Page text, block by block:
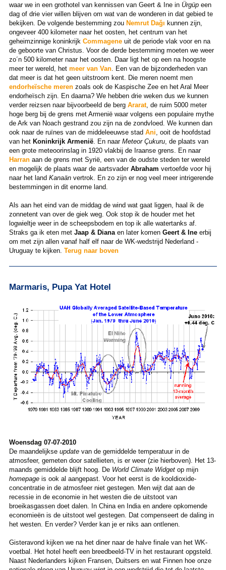
waar we in een grothotel van kennissen van Geert & Ine in Ürgüpeen
dag of drie vier willen blijven om wat van de wonderen in dat gebied te
bekijken. De volgende bestemming zou Nemrut Dağı kunnen zijn,
ongeveer 400 kilometer naar het oosten, het centrum van het
geheimzinnige koninkrijk Commageneuit de periode vlak voor en na
de geboorte van Christus. Voor de derde bestemming moeten we weer
zo´n 500 kilometer naar het oosten. Daar ligt het op een na hoogste
meer ter wereld, het meer van Van. Een van de bijzonderheden van
dat meer is dat het geen uitstroom kent. Die meren noemt men
endorheïsche merenzoals ook de Kaspische Zee en het Aral Meer
endorheïsch zijn. En daarna? We hebben drie weken dus we kunnen
verder reizsen naar bijvoorbeeld de berg Ararat, de ruim 5000 meter
hoge berg bij de grens met Armenië waar volgens een populaire mythe
de Ark van Noach gestrand zou zijn na de zondvloed. We kunnen dan
ook naar de ruïnes van de middeleeuwse stad Ani , ooit de hoofdstad
van het Koninkrijk Armenië. En naar Meteor Çukuru, de plaats van
een grote meteoorinslag in 1920 vlakbij de Iraanse grens. En naar
Harranaan de grens met Syrië, een van de oudste steden ter wereld
en mogelijk de plaats waar de aartsvader Abraham vertoefde voor hij
naar het land Kanaänvertrok. En zo zijn er nog veel meer intrigerende
bestemmingen in dit enorme land.
Als aan het eind van de middag de wind wat gaat liggen, haal ik de
zonnetent van over de giek weg. Ook stop ik de houder met het
logwieltje weer in de scheepsbodem en top ik alle watertanks af.
Straks ga ik eten met Jaap & Diana en later komen Geert & Ine erbij
om met zijn allen vanaf half elf naar de WK-wedstrijd Nederland -
Uruguay te kijken. Terug naar boven
Marmaris, Pupa Yat Hotel
Woensdag 07-07-2010
De maandelijkse updatevan de gemiddelde temperatuur in de
atmosfeer, gemeten door satellieten, is er weer (zie hierboven). Het 13-
maands gemiddelde blijft hoog. De World Climate Widget op mijn
homepageis ook al aangepast. Voor het eerst is de kooldioxide-
concentratie in de atmosfeer niet gestegen. Men wijt dat aan de
recessie in de economie in het westen die de uitstoot van
broeikasgassen doet dalen. In China en India en andere opkomende
economieën is de uitstoot wel gestegen. Dat compenseert de daling in
het westen. En verder? Verder kan je er niks aan ontlenen.
Gisteravond kijken we na het diner naar de halve finale van het WK-
voetbal. Het hotel heeft een breedbeeld-TV in het restaurant opgsteld.
Naast Nederlanders kijken Fransen, Duitsers en wat Finnen hoe onze